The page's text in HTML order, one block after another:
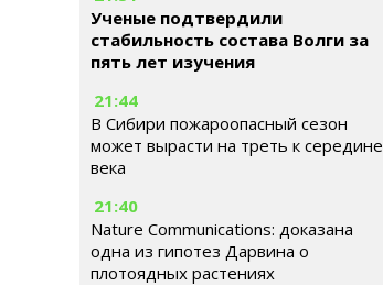
Ученые подтвердили
стабильность состава Волги за
пять лет изучения
21:44
В Сибири пожароопасный сезон
может вырасти на треть к середине
века
21:40
Nature Communications: доказана
одна из гипотез Дарвина о
плотоядных растениях